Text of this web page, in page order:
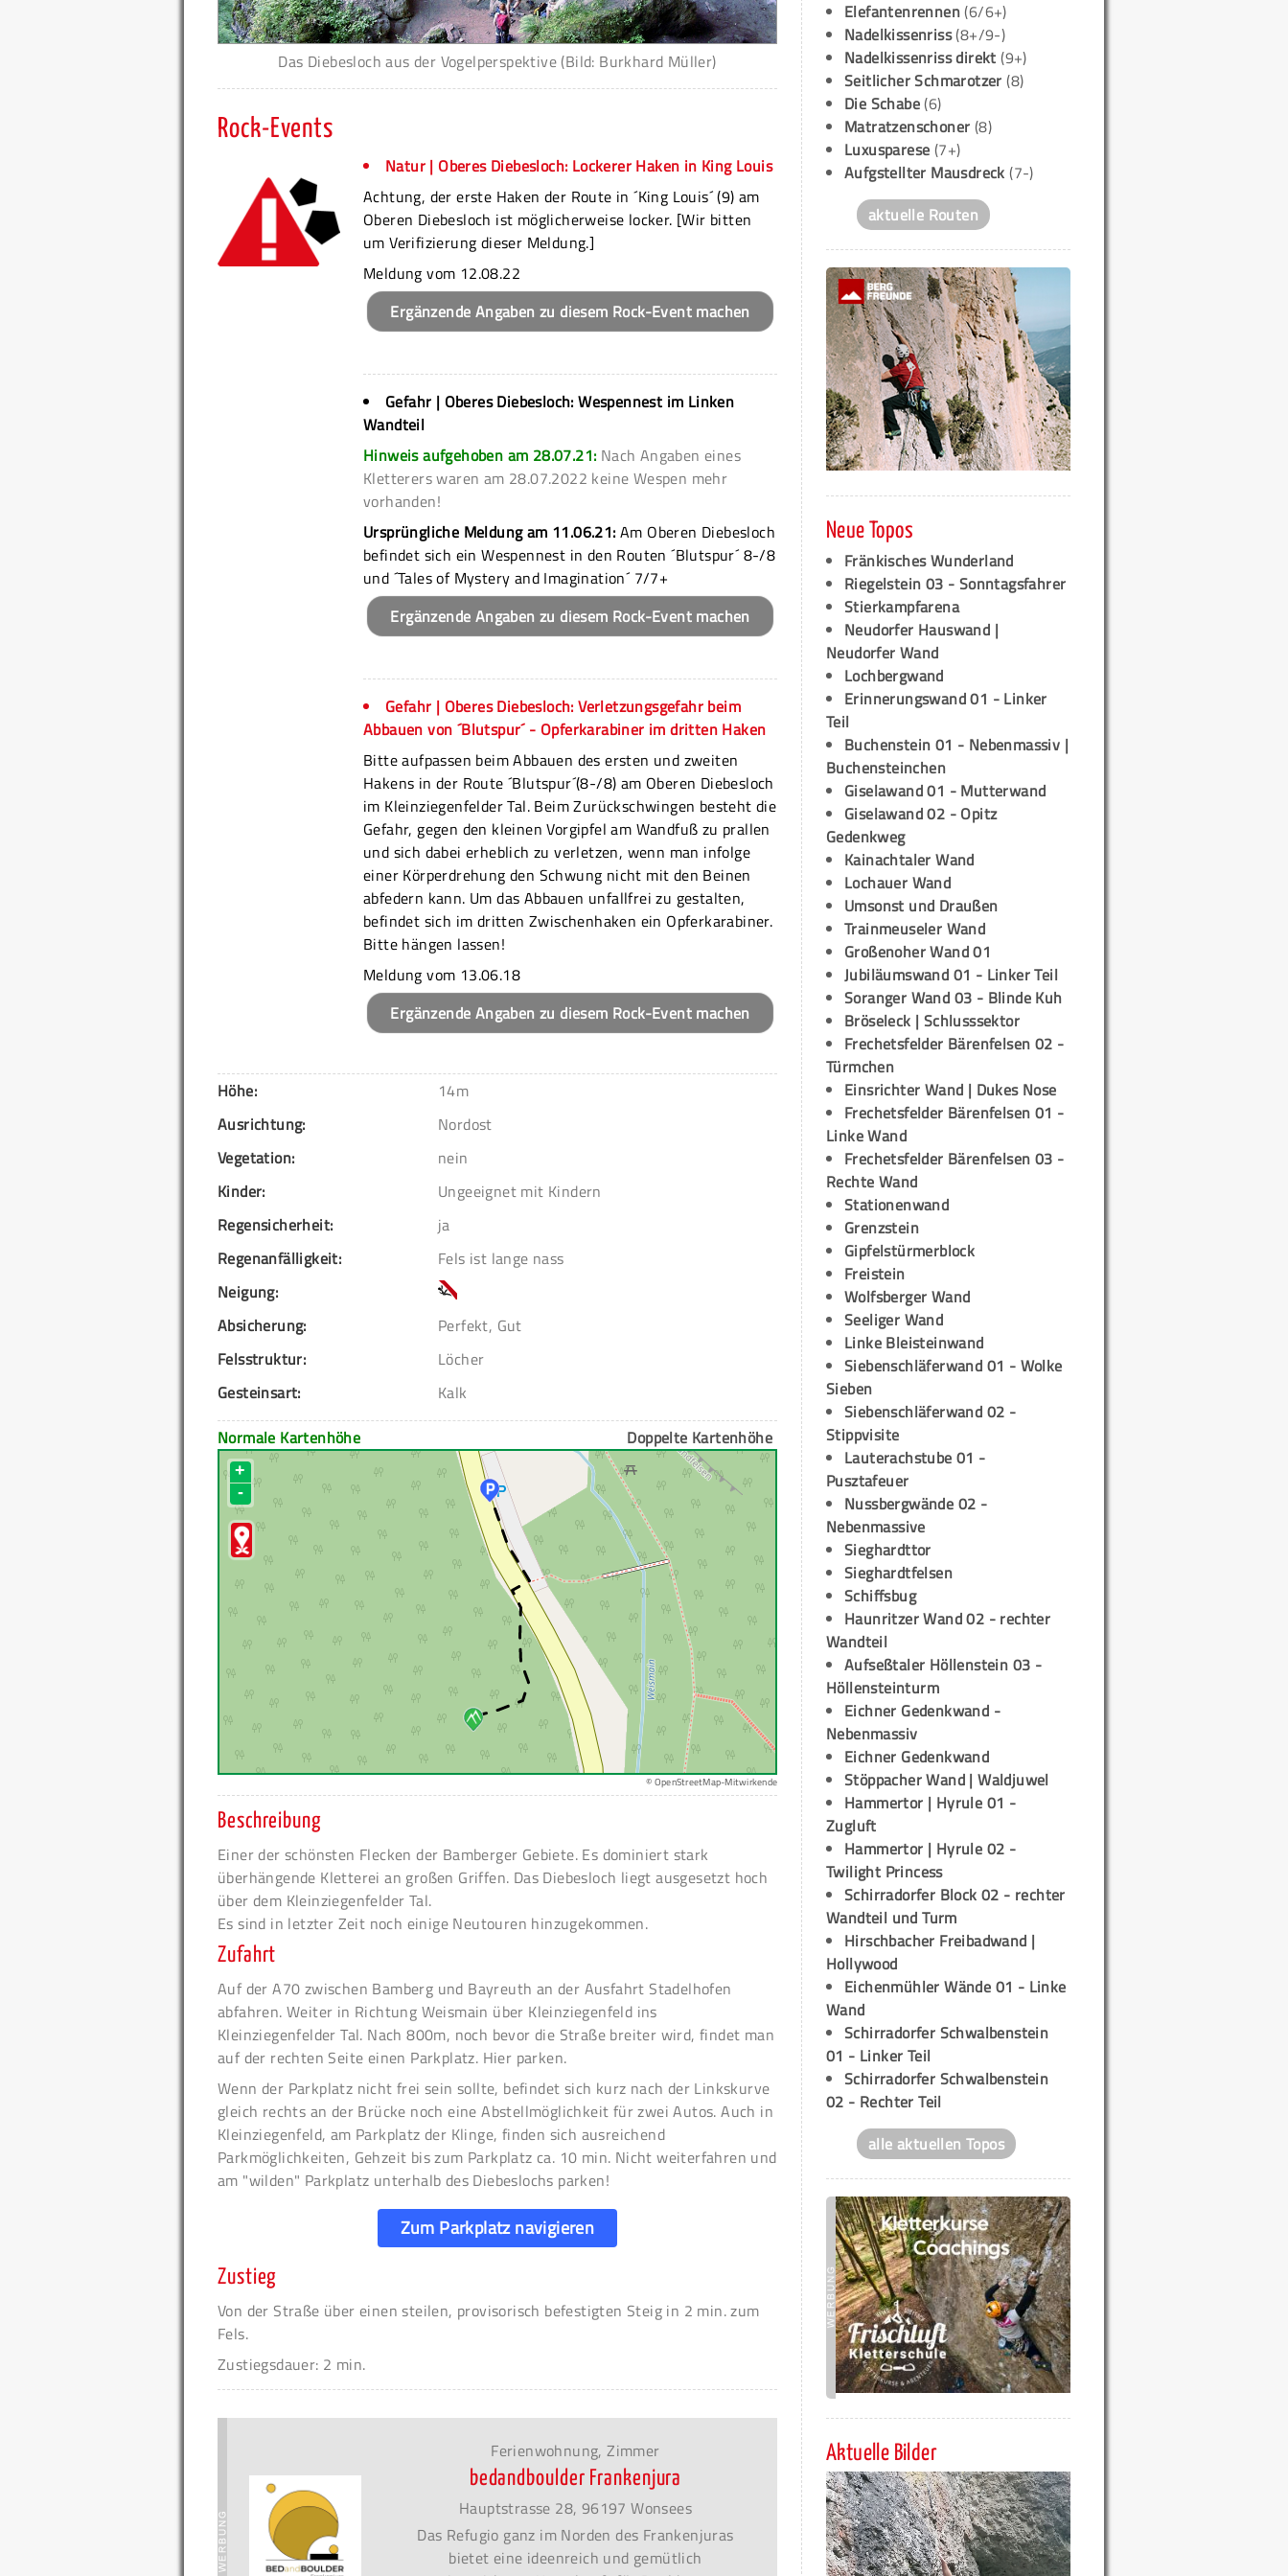
Das Diebesloch aus der Vogelperspektive (Bild: Burkhard Müller)
Rock-Events
Natur | Oberes Diebesloch: Lockerer Haken in King Louis
Achtung, der erste Haken der Route in ´King Louis´ (9) am
Oberen Diebesloch ist möglicherweise locker. [Wir bitten
um Verifizierung dieser Meldung.]
Meldung vom 12.08.22
Ergänzende Angaben zu diesem Rock-Event machen
Gefahr | Oberes Diebesloch: Wespennest im Linken
Wandteil
Hinweis aufgehoben am 28.07.21: Nach Angaben eines
Kletterers waren am 28.07.2022 keine Wespen mehr
vorhanden!
Ursprüngliche Meldung am 11.06.21:Am Oberen Diebesloch
befindet sich ein Wespennest in den Routen ´Blutspur´ 8-/8
und ´Tales of Mystery and Imagination´ 7/7+
Ergänzende Angaben zu diesem Rock-Event machen
Gefahr | Oberes Diebesloch: Verletzungsgefahr beim
Abbauen von ´Blutspur´ - Opferkarabiner im dritten Haken
Bitte aufpassen beim Abbauen des ersten und zweiten
Hakens in der Route ´Blutspur´(8-/8) am Oberen Diebesloch
im Kleinziegenfelder Tal. Beim Zurückschwingen besteht die
Gefahr, gegen den kleinen Vorgipfel am Wandfuß zu prallen
und sich dabei erheblich zu verletzen, wenn man infolge
einer Körperdrehung den Schwung nicht mit den Beinen
abfedern kann. Um das Abbauen unfallfrei zu gestalten,
befindet sich im dritten Zwischenhaken ein Opferkarabiner.
Bitte hängen lassen!
Meldung vom 13.06.18
Ergänzende Angaben zu diesem Rock-Event machen
Höhe:
14m
Ausrichtung:
Nordost
Vegetation:
nein
Kinder:
Ungeeignet mit Kindern
Regensicherheit:
ja
Regenanfälligkeit:
Fels ist lange nass
Neigung:
Absicherung:
Perfekt, Gut
Felsstruktur:
Löcher
Gesteinsart:
Kalk
Normale Kartenhöhe
Doppelte Kartenhöhe
+
-
© OpenStreetMap-Mitwirkende
Beschreibung
Einer der schönsten Flecken der Bamberger Gebiete. Es dominiert stark
überhängende Kletterei an großen Griffen. Das Diebesloch liegt ausgesetzt hoch
über dem Kleinziegenfelder Tal.
Es sind in letzter Zeit noch einige Neutouren hinzugekommen.
Zufahrt
Auf der A70 zwischen Bamberg und Bayreuth an der Ausfahrt Stadelhofen
abfahren. Weiter in Richtung Weismain über Kleinziegenfeld ins
Kleinziegenfelder Tal. Nach 800m, noch bevor die Straße breiter wird, findet man
auf der rechten Seite einen Parkplatz. Hier parken.
Wenn der Parkplatz nicht frei sein sollte, befindet sich kurz nach der Linkskurve
gleich rechts an der Brücke noch eine Abstellmöglichkeit für zwei Autos. Auch in
Kleinziegenfeld, am Parkplatz der Klinge, finden sich ausreichend
Parkmöglichkeiten, Gehzeit bis zum Parkplatz ca. 10 min. Nicht weiterfahren und
am "wilden" Parkplatz unterhalb des Diebeslochs parken!
Zum Parkplatz navigieren
Zustieg
Von der Straße über einen steilen, provisorisch befestigten Steig in 2 min. zum
Fels.
Zustiegsdauer: 2 min.
Ferienwohnung, Zimmer
bedandboulder Frankenjura
Hauptstrasse 28, 96197 Wonsees
Das Refugio ganz im Norden des Frankenjuras
bietet eine ideenreich und gemütlich
Elefantenrennen(6/6+)
Nadelkissenriss(8+/9-)
Nadelkissenriss direkt (9+)
Seitlicher Schmarotzer (8)
Die Schabe(6)
Matratzenschoner (8)
Luxusparese (7+)
Aufgstellter Mausdreck (7-)
aktuelle Routen
Neue Topos
Fränkisches Wunderland
Riegelstein 03 - Sonntagsfahrer
Stierkampfarena
Neudorfer Hauswand |
Neudorfer Wand
Lochbergwand
Erinnerungswand 01 - Linker
Teil
Buchenstein 01 - Nebenmassiv |
Buchensteinchen
Giselawand 01 - Mutterwand
Giselawand 02 - Opitz
Gedenkweg
Kainachtaler Wand
Lochauer Wand
Umsonst und Draußen
Trainmeuseler Wand
Großenoher Wand 01
Jubiläumswand 01 - Linker Teil
Soranger Wand 03 - Blinde Kuh
Bröseleck | Schlusssektor
Frechetsfelder Bärenfelsen 02 -
Türmchen
Einsrichter Wand | Dukes Nose
Frechetsfelder Bärenfelsen 01 -
Linke Wand
Frechetsfelder Bärenfelsen 03 -
Rechte Wand
Stationenwand
Grenzstein
Gipfelstürmerblock
Freistein
Wolfsberger Wand
Seeliger Wand
Linke Bleisteinwand
Siebenschläferwand 01 - Wolke
Sieben
Siebenschläferwand 02 -
Stippvisite
Lauterachstube 01 -
Pusztafeuer
Nussbergwände 02 -
Nebenmassive
Sieghardttor
Sieghardtfelsen
Schiffsbug
Haunritzer Wand 02 - rechter
Wandteil
Aufseßtaler Höllenstein 03 -
Höllensteinturm
Eichner Gedenkwand -
Nebenmassiv
Eichner Gedenkwand
Stöppacher Wand | Waldjuwel
Hammertor | Hyrule 01 -
Zugluft
Hammertor | Hyrule 02 -
Twilight Princess
Schirradorfer Block 02 - rechter
Wandteil und Turm
Hirschbacher Freibadwand |
Hollywood
Eichenmühler Wände 01 - Linke
Wand
Schirradorfer Schwalbenstein
01 - Linker Teil
Schirradorfer Schwalbenstein
02 - Rechter Teil
alle aktuellen Topos
Aktuelle Bilder